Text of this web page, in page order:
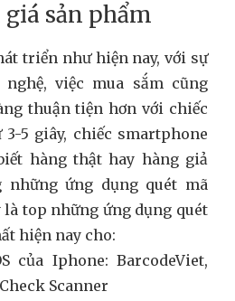
sản phẩm
triển như hiện nay, với sự
việc mua sắm cũng
thuận tiện hơn với chiếc
5 giây, chiếc smartphone
hàng thật hay hàng giả
những ứng dụng quét mã
là top những ứng dụng quét
hiện nay cho:
của Iphone: BarcodeViet,
Scanner